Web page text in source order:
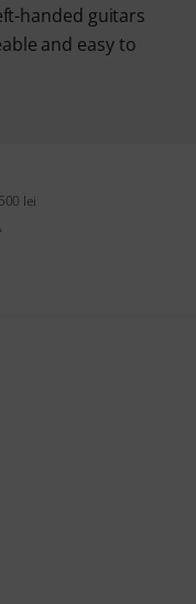
handed guitars
and easy to
lei